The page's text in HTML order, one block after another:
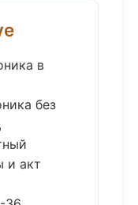
в
без
и акт